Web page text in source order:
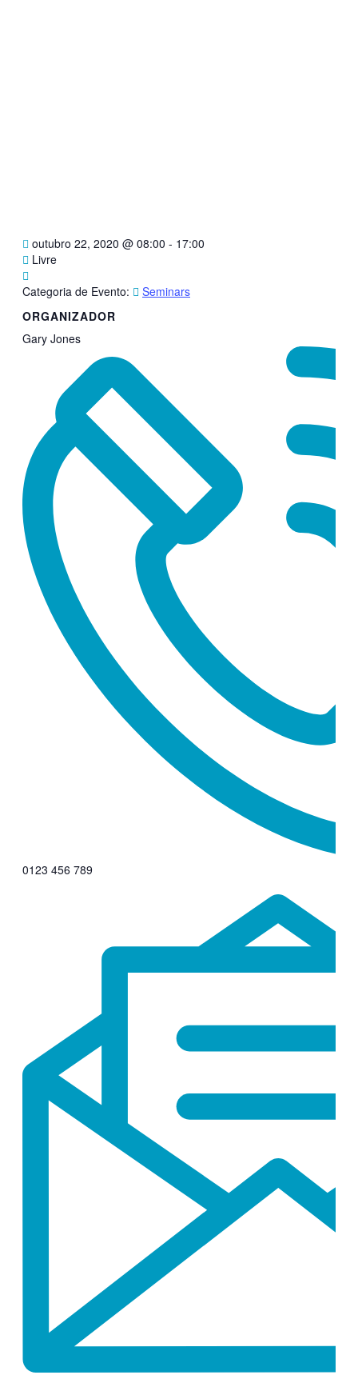
outubro 22, 2020 @ 08:00 - 17:00
Livre
Categoria de Evento:
Seminars
ORGANIZADOR
Gary Jones
0123 456 789